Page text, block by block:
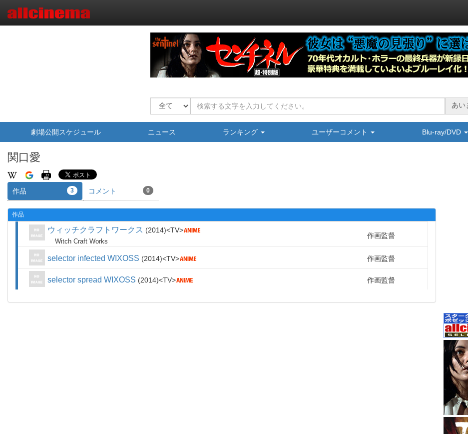
あい
劇場公開スケジュール ニュース ランキング ユーザーコメント Blu-ray/DVD
関口愛
作品 3 コメント 0
作品
ウィッチクラフトワークス 2014 TV
Witch Craft Works
作画監督
selector infected WIXOSS 2014 TV 作画監督
selector spread WIXOSS 2014 TV 作画監督